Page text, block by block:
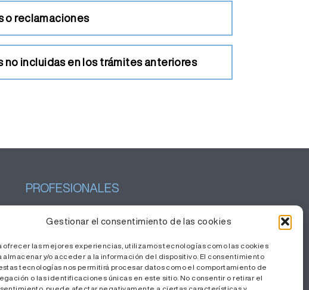
Gestionar el consentimiento de las cookies
ofrecer las mejores experiencias, utilizamos tecnologías como las cookies
almacenar y/o acceder a la información del dispositivo. El consentimiento
tecnologías nos permitirá procesar datos como el comportamiento de
o las identificaciones únicas en este sitio. No consentir o retirar el
o reclamaciones
incluidas en los trámites anteriores
PROFESIONALES
Gestión del conocimiento
Área Privada